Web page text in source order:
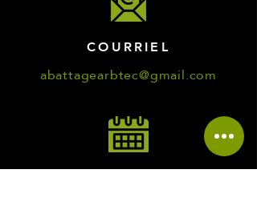
COURRIEL
abattagearbtec@gmail.com